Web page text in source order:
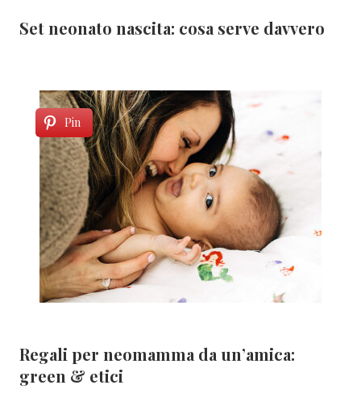
Set neonato nascita: cosa serve davvero
Pin
Regali per neomamma da un’amica:
green & etici